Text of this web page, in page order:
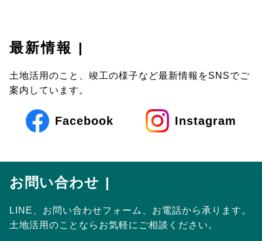
最新情報
土地活用のこと、竣工の様子など最新情報をSNSでご
案内しています。
Facebook Instagram
お問い合わせ
LINE、お問い合わせフォーム、お電話から承ります。
土地活用のことならお気軽にご相談ください。